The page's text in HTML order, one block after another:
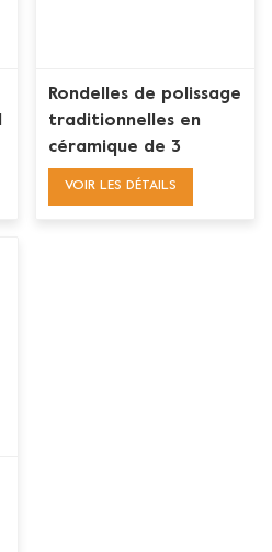
Rondelles de polissage
traditionnelles en
céramique de 3
pouces pour sol en
VOIR LES DÉTAILS